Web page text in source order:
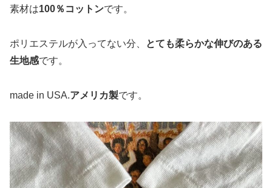
素材は100％コットンです。
ポリエステルが入ってない分、
とても柔らかな伸びのある
生地感です。
made in USA.アメリカ製です。